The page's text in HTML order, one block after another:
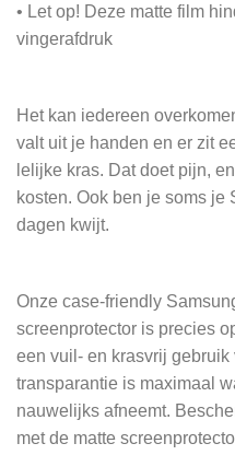
• Let op! Deze matte film
vingerafdruk
Het kan iedereen
valt uit je handen en er zit
lelijke kras. Dat doet pijn,
kosten. Ook ben je soms je
dagen kwijt.
Onze case-friendly
screenprotector is precies
een vuil- en krasvrij gebruik
transparantie is maximaal
nauwelijks afneemt.
met de matte